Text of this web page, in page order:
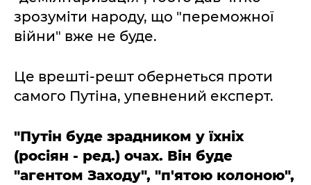
зрозуміти народу, що "переможної
війни" вже не буде.
Це врешті-решт обернеться проти
самого Путіна, упевнений експерт.
"Путін буде зрадником у їхніх
(росіян - ред.) очах. Він буде
"агентом Заходу", "п'ятою колоною",